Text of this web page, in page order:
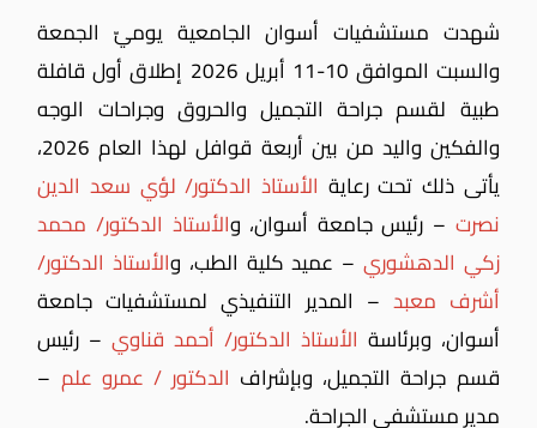
شهدت مستشفيات أسوان الجامعية يوميّ الجمعة
والسبت الموافق 10-11 أبريل 2026 إطلاق أول قافلة
طبية لقسم جراحة التجميل والحروق وجراحات الوجه
والفكين واليد من بين أربعة قوافل لهذا العام 2026،
يأتى ذلك تحت رعاية الأستاذ الدكتور/ لؤي سعد الدين
نصرت – رئيس جامعة أسوان، والأستاذ الدكتور/ محمد
زكي الدهشوري – عميد كلية الطب، والأستاذ الدكتور/
أشرف معبد – المدير التنفيذي لمستشفيات جامعة
أسوان، وبرئاسة الأستاذ الدكتور/ أحمد قناوي– رئيس
قسم جراحة التجميل، وبإشراف الدكتور / عمرو علم –
مدير مستشفى الجراحة.